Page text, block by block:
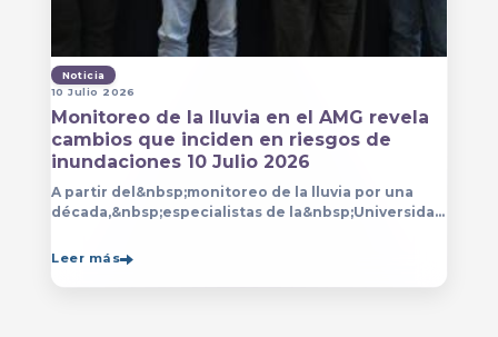
Noticia
10 Julio 2026
Monitoreo de la lluvia en el AMG revela
cambios que inciden en riesgos de
inundaciones 10 Julio 2026
A partir del&nbsp;monitoreo de la lluvia por una
década,&nbsp;especialistas de la&nbsp;Universidad
Leer más